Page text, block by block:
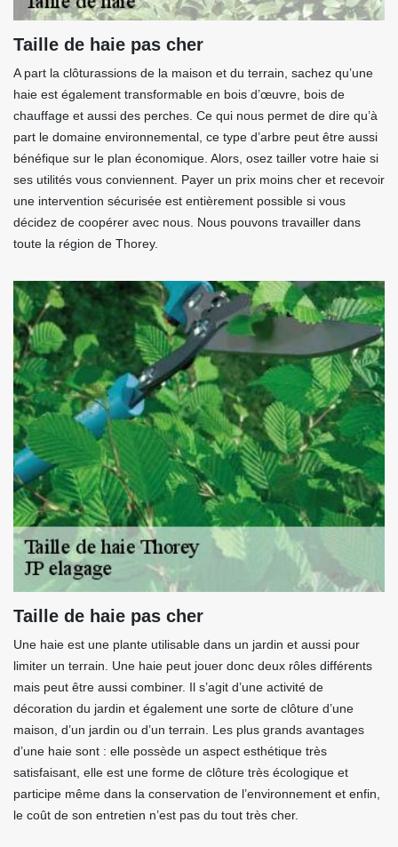
Taille de haie pas cher
A part la clôturassions de la maison et du terrain, sachez qu’une
haie est également transformable en bois d’œuvre, bois de
chauffage et aussi des perches. Ce qui nous permet de dire qu’à
part le domaine environnemental, ce type d’arbre peut être aussi
bénéfique sur le plan économique. Alors, osez tailler votre haie si
ses utilités vous conviennent. Payer un prix moins cher et recevoir
une intervention sécurisée est entièrement possible si vous
décidez de coopérer avec nous. Nous pouvons travailler dans
toute la région de Thorey.
Taille de haie pas cher
Une haie est une plante utilisable dans un jardin et aussi pour
limiter un terrain. Une haie peut jouer donc deux rôles différents
mais peut être aussi combiner. Il s’agit d’une activité de
décoration du jardin et également une sorte de clôture d’une
maison, d’un jardin ou d’un terrain. Les plus grands avantages
d’une haie sont : elle possède un aspect esthétique très
satisfaisant, elle est une forme de clôture très écologique et
participe même dans la conservation de l’environnement et enfin,
le coût de son entretien n’est pas du tout très cher.